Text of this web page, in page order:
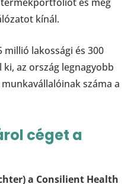
kínál.
lakossági és 300
az ország legnagyobb
száma a
céget a
a Consilient Health